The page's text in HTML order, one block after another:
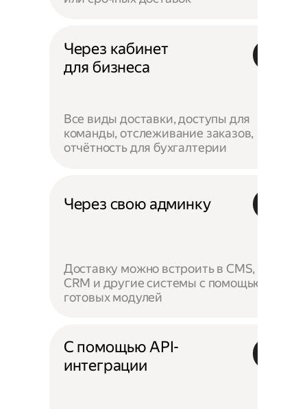
Через кабинет
для бизнеса
Все виды доставки, доступы для
команды, отслеживание заказов,
отчётность для бухгалтерии
Через свою админку
Доставку можно встроить в CMS,
CRM и другие системы с помощью
готовых модулей
С помощью API-
интеграции